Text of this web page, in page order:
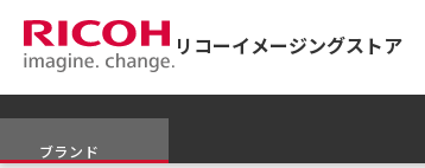
リコーイメージングストア
ブランド